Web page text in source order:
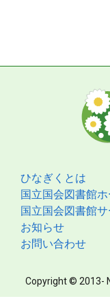
ひなぎくとは
国立国会図書館
国立国会図書館サ
お知らせ
お問い合わせ
Copyright © 2013-